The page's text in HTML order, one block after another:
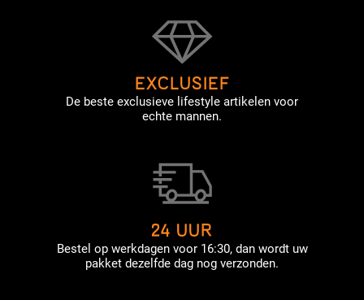
EXCLUSIEF
De beste exclusieve lifestyle artikelen voor
echte mannen.
24 UUR
Bestel op werkdagen voor 16:30, dan wordt uw
pakket dezelfde dag nog verzonden.